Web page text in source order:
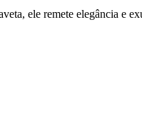
ele remete elegância e